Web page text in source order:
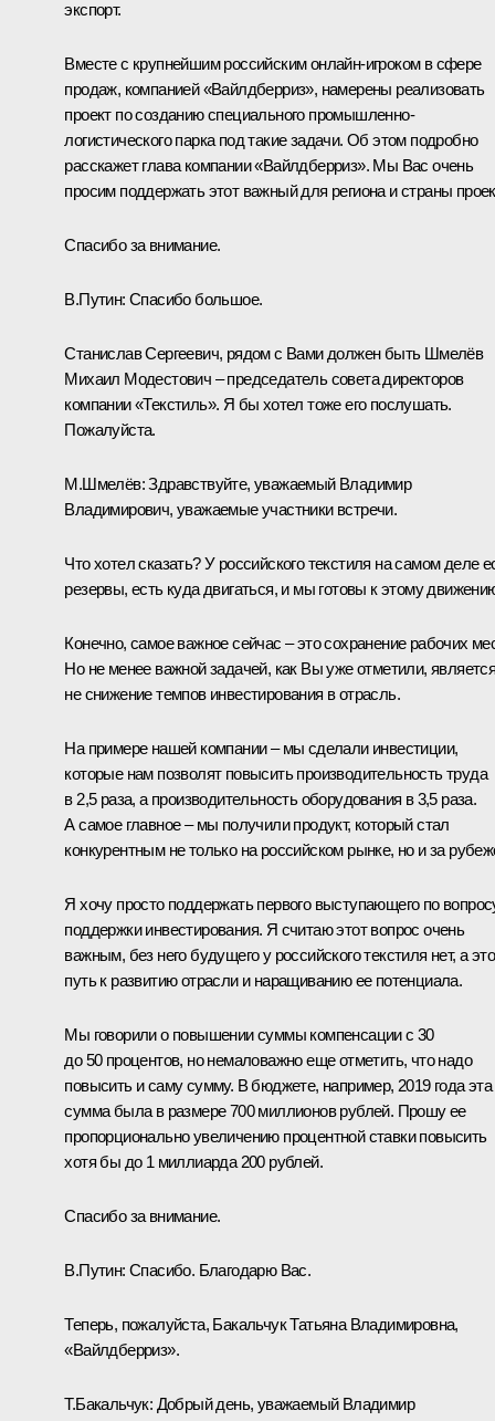
экспорт.
Вместе с крупнейшим российским онлайн-игроком в сфере
продаж, компанией «Вайлдберриз», намерены реализовать
проект по созданию специального промышленно-
логистического парка под такие задачи. Об этом подробно
расскажет глава компании «Вайлдберриз». Мы Вас очень
просим поддержать этот важный для региона и страны
Спасибо за внимание.
В.Путин: Спасибо большое.
Станислав Сергеевич, рядом с Вами должен быть Шмелёв
Михаил Модестович – председатель совета директоров
компании «Текстиль». Я бы хотел тоже его послушать.
Пожалуйста.
М.Шмелёв:Здравствуйте, уважаемый Владимир
Владимирович, уважаемые участники встречи.
Что хотел сказать? У российского текстиля на самом деле
резервы, есть куда двигаться, и мы готовы к этому
Конечно, самое важное сейчас – это сохранение рабочих
Но не менее важной задачей, как Вы уже отметили,
не снижение темпов инвестирования в отрасль.
На примере нашей компании – мы сделали инвестиции,
которые нам позволят повысить производительность труда
в 2,5 раза, а производительность оборудования в 3,5 раза.
А самое главное – мы получили продукт, который стал
конкурентным не только на российском рынке, но и за
Я хочу просто поддержать первого выступающего по
поддержки инвестирования. Я считаю этот вопрос очень
важным, без него будущего у российского текстиля нет, а это
путь к развитию отрасли и наращиванию ее потенциала.
Мы говорили о повышении суммы компенсации с 30
до 50 процентов, но немаловажно еще отметить, что надо
повысить и саму сумму. В бюджете, например, 2019 года эта
сумма была в размере 700 миллионов рублей. Прошу ее
пропорционально увеличению процентной ставки повысить
хотя бы до 1 миллиарда 200 рублей.
Спасибо за внимание.
В.Путин: Спасибо. Благодарю Вас.
Теперь, пожалуйста, Бакальчук Татьяна Владимировна,
«Вайлдберриз».
Т.Бакальчук: Добрый день, уважаемый Владимир